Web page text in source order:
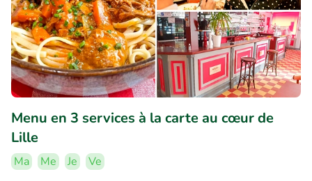
Menu en 3 services à la carte au cœur de
Lille
Ma Me Je
Ve